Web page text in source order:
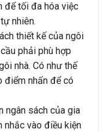
để tối đa hóa việc
nhiên.
thiết kế của ngôi
phải phù hợp
nhà. Có như thế
điểm nhấn để có
ngân sách của gia
nhắc vào điều kiện